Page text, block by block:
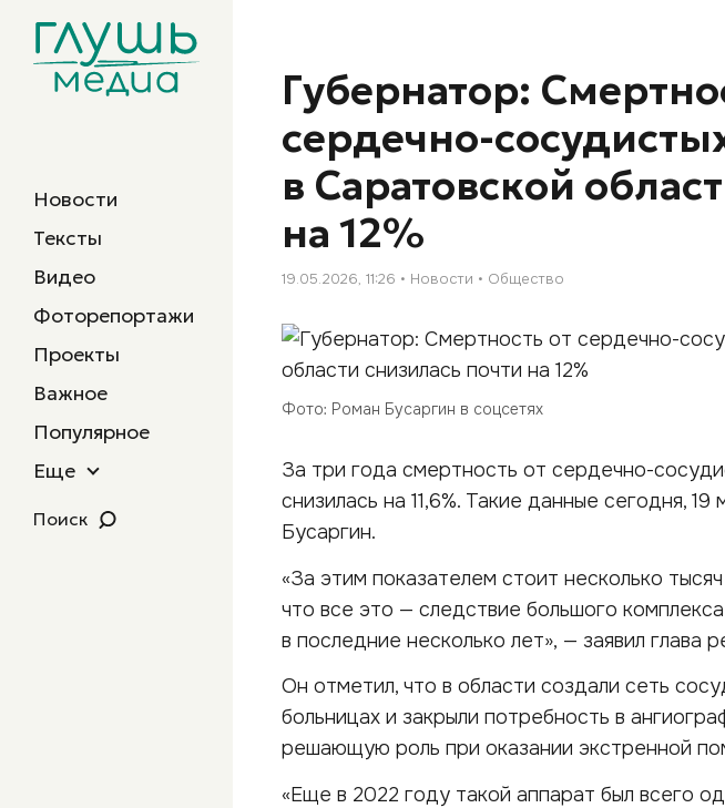
Новости
Тексты
Видео
Фоторепортажи
Проекты
Важное
Популярное
Еще
Поиск
Губернатор:
сердечно-
в Саратовской
на 12%
19.05.2026, 11:26 Новости Общество
Фото: Роман Бусаргин в соцсетях
За три года смертность от сердечно-
снизилась на 11,6%. Такие данные сегодня,
Бусаргин.
«За этим показателем стоит несколько
что все это — следствие большого
в последние несколько лет», — заявил глава
Он отметил, что в области создали сеть
больницах и закрыли потребность в
решающую роль при оказании экстренной
«Еще в 2022 году такой аппарат был всего